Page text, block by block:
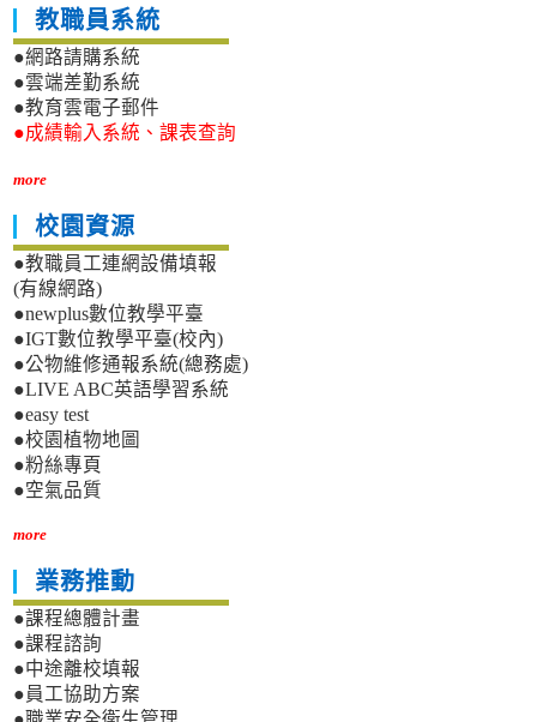
教職員系統
●網路請購系統
●雲端差勤系統
●教育雲電子郵件
●成績輸入系統、課表查詢
more
校園資源
●教職員工連網設備填報
(有線網路)
●newplus數位教學平臺
●IGT數位教學平臺(校內)
●公物維修通報系統(總務處)
●LIVE ABC英語學習系統
●easy test
●校園植物地圖
●粉絲專頁
●空氣品質
more
業務推動
●課程總體計畫
●課程諮詢
●中途離校填報
●員工協助方案